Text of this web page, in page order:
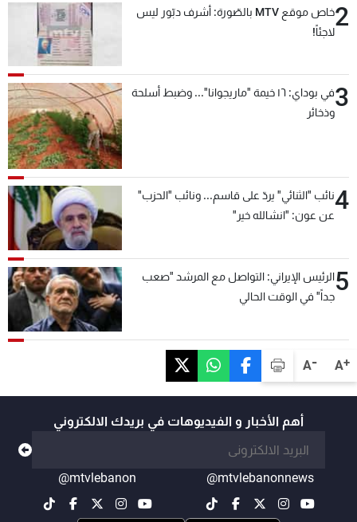
A+
A-
2
خاص موقع MTV بالصّورة: أشرف دبّور ليس
لاجئاً!
3
في بوداي: ١٦ خيمة "ماريجوانا"... وضبط أسلحة
وذخائر
4نائب "الثنائي" يردّ على قاسم... ونائب "الحزب"
عن عون: "انشالله خير"
5الرئيس الإيراني: التواصل مع المرشد "صعب
جداً" في الوقت الحالي
أهم الأخبار و الفيديوهات في بريدك الالكتروني
@mtvlebanonnews
@mtvlebanon